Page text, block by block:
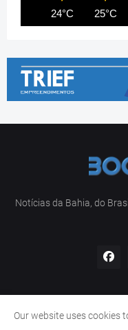
24°C 25°C
Notícias da Bahia, do
Our website uses cookies